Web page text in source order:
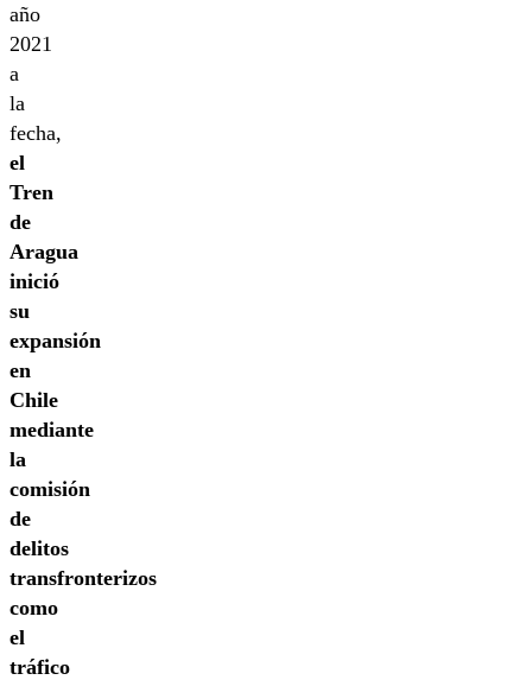
año
2021
a
la
fecha,
el
Tren
de
Aragua
inició
su
expansión
en
Chile
mediante
la
comisión
de
delitos
transfronterizos
como
el
tráfico